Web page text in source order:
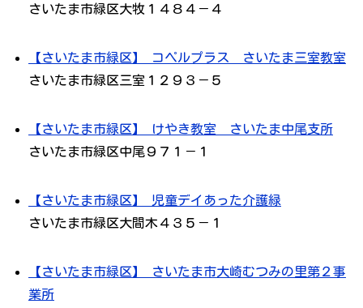
さいたま市緑区大牧１４８４－４
【さいたま市緑区】 コペルプラス さいたま三室教室
さいたま市緑区三室１２９３－５
【さいたま市緑区】 けやき教室 さいたま中尾支所
さいたま市緑区中尾９７１－１
【さいたま市緑区】 児童デイあった介護緑
さいたま市緑区大間木４３５－１
【さいたま市緑区】 さいたま市大崎むつみの里第２事
業所